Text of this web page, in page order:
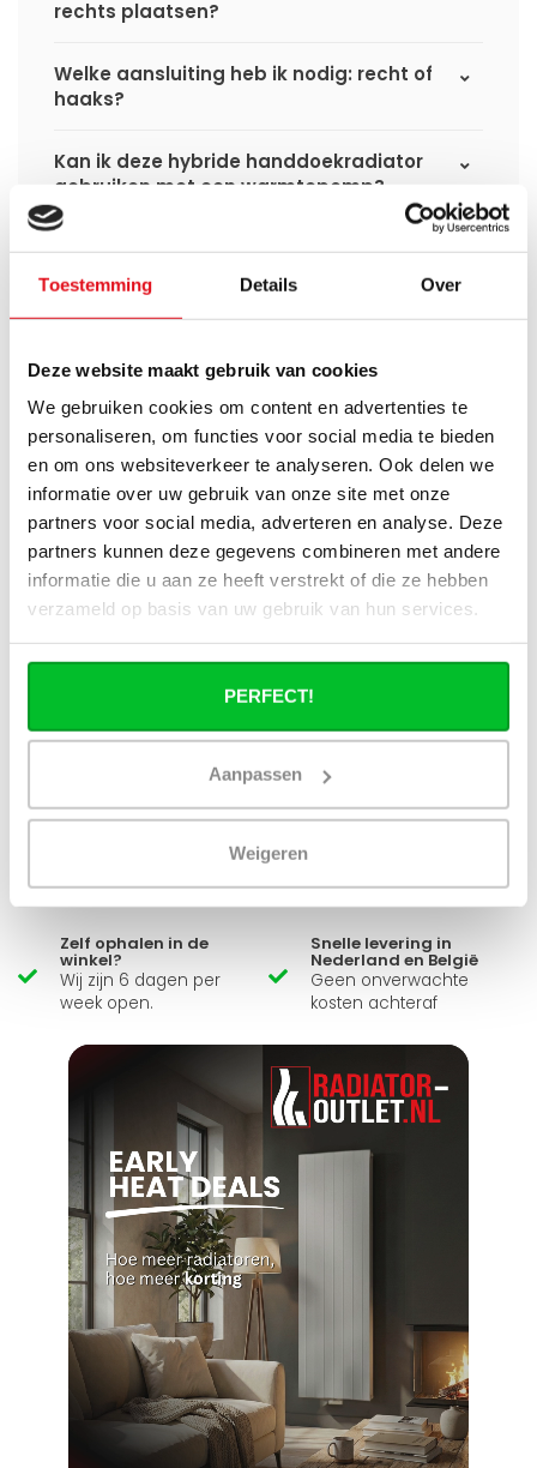
Toestemming Details Over
Deze website maakt gebruik van cookies
We gebruiken cookies om content en advertenties te
personaliseren, om functies voor social media te bieden
en om ons websiteverkeer te analyseren. Ook delen we
informatie over uw gebruik van onze site met onze
partners voor social media, adverteren en analyse. Deze
partners kunnen deze gegevens combineren met andere
informatie die u aan ze heeft verstrekt of die ze hebben
verzameld op basis van uw gebruik van hun services.
PERFECT!
Aanpassen
Weigeren
rechts plaatsen?
Welke aansluiting heb ik nodig: recht of
haaks?
Kan ik deze hybride handdoekradiator
gebruiken met een warmtepomp?
Welke uitvoering past het beste bij mij?
Wat is het verschil tussen Eco WiFi en
Kan ik deze radiator eerst elektrisch
gebruiken en later aansluiten op de cv-
installatie?
Wat bepaalt het verwarmingsvermogen
van de radiator?
Heb je een vraag over dit product ?
voorraad
Zelf ophalen in de
winkel?
Wij zijn 6 dagen per
week open.
Snelle levering in
Nederland en België
Geen onverwachte
kosten achteraf